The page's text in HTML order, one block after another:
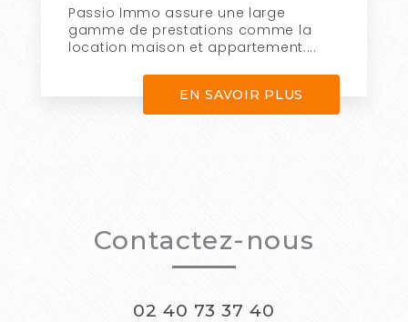
Passio Immo assure une large
gamme de prestations comme la
location maison et appartement....
EN SAVOIR PLUS
Contactez-nous
02 40 73 37 40